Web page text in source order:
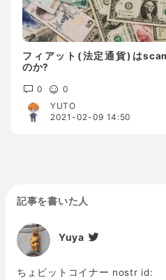
フィアット(法定通貨)は
のか?
0
0
YUTO
2021-02-09 14:50
記事を書いた人
Yuya
ちょビットコイナー nostr id: